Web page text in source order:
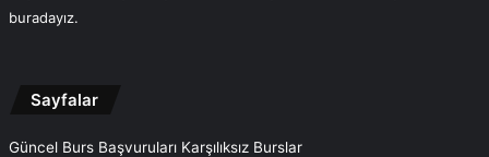
buradayız.
Sayfalar
Güncel Burs Başvuruları Karşılıksız Burslar